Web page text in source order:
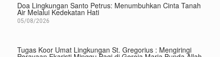
Doa Lingkungan Santo Petrus: Menumbuhkan Cinta Tanah
Air Melalui Kedekatan Hati
05/08/2026
Tugas Koor Umat Lingkungan St. Gregorius : Mengiringi